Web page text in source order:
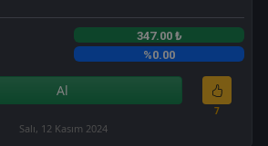
347.00 ₺
%0.00
Al
7
Salı, 12 Kasım 2024